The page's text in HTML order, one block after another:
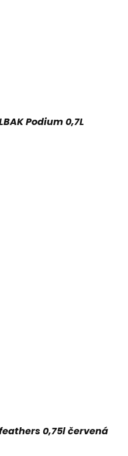
Podium 0,7L
0,75l červená